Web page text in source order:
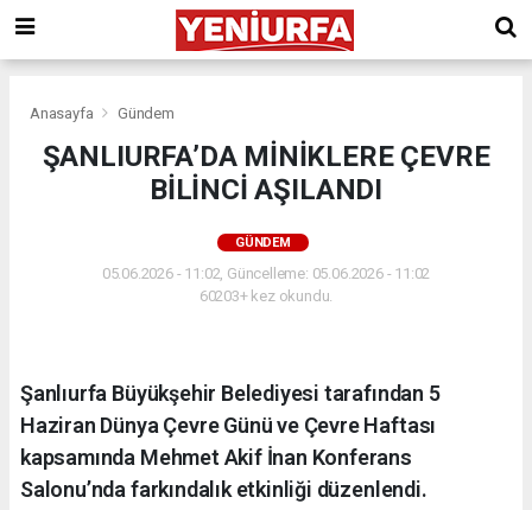
Anasayfa Gündem
ŞANLIURFA’DA MİNİKLERE ÇEVRE
BİLİNCİ AŞILANDI
GÜNDEM
05.06.2026 - 11:02, Güncelleme: 05.06.2026 - 11:02
60203+ kez okundu.
Şanlıurfa Büyükşehir Belediyesi tarafından 5
Haziran Dünya Çevre Günü ve Çevre Haftası
kapsamında Mehmet Akif İnan Konferans
Salonu’nda farkındalık etkinliği düzenlendi.